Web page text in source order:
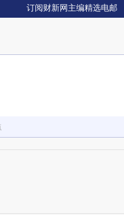
订阅财新网主编精选电邮